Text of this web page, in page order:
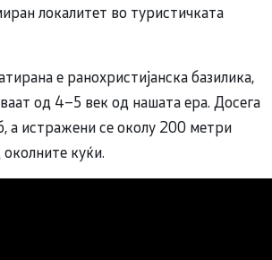
локалитет во туристичката
е ранохристијанска базилика,
од 4–5 век од нашата ера. Досега
а истражени се околу 200 метри
куќи.